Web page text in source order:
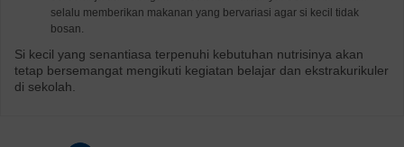
selalu memberikan makanan yang bervariasi agar si kecil tidak
bosan.
Si kecil yang senantiasa terpenuhi kebutuhan nutrisinya akan
tetap bersemangat mengikuti kegiatan belajar dan ekstrakurikuler
di sekolah.